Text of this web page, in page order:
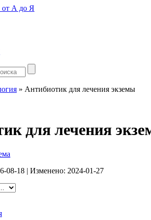
от А до Я
» Антибиотик для лечения экземы
для лечения
08-18 | Изменено: 2024-01-27